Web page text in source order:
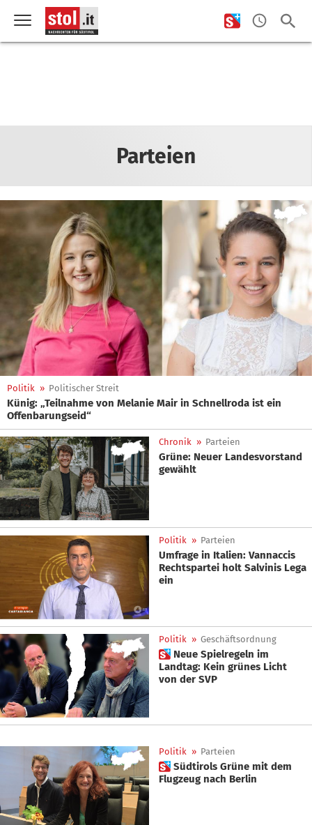
Parteien
Politik » Politischer Streit
Künig: „Teilnahme von Melanie Mair in Schnellroda ist ein
Offenbarungseid“
Chronik » Parteien
Grüne: Neuer Landesvorstand
gewählt
Politik » Parteien
Umfrage in Italien: Vannaccis
Rechtspartei holt Salvinis Lega
ein
Politik » Geschäftsordnung
 Neue Spielregeln im
Landtag: Kein grünes Licht
von der SVP
Politik » Parteien
 Südtirols Grüne mit dem
Flugzeug nach Berlin